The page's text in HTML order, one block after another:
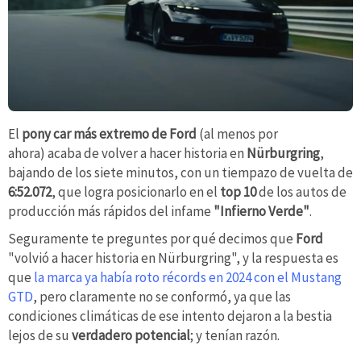
El pony car más extremo de Ford (al menos por
ahora) acaba de volver a hacer historia en Nürburgring,
bajando de los siete minutos, con un tiempazo de vuelta de
6:52.072, que logra posicionarlo en el top 10de los autos de
producción más rápidos del infame "Infierno Verde".
Seguramente te preguntes por qué decimos que Ford
"volvió a hacer historia en Nürburgring", y la respuesta es
que la marca ya había roto récords en 2024 con el Mustang
GTD, pero claramente no se conformó, ya que las
condiciones climáticas de ese intento dejaron a la bestia
lejos de su verdadero potencial; y tenían razón.